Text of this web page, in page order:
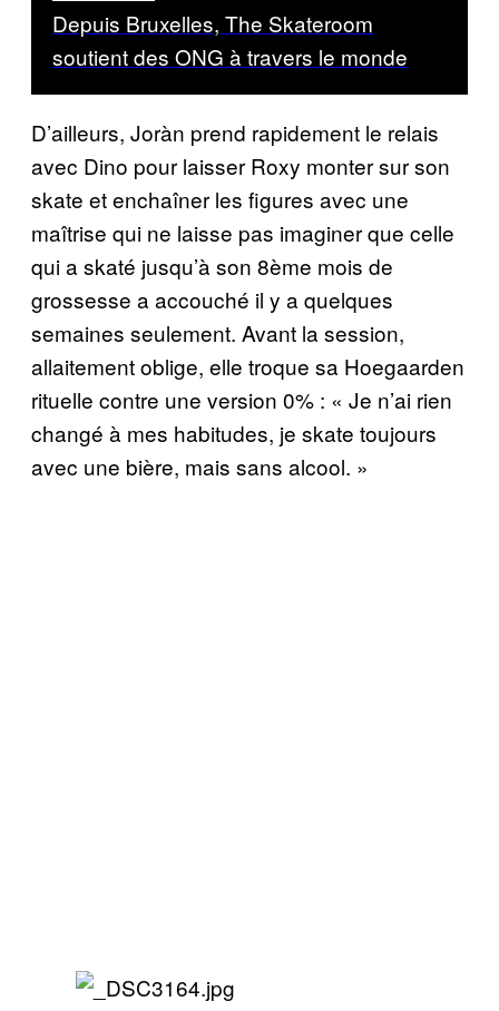
Depuis Bruxelles, The Skateroom
soutient des ONG à travers le monde
D’ailleurs, Joràn prend rapidement le relais
avec Dino pour laisser Roxy monter sur son
skate et enchaîner les figures avec une
maîtrise qui ne laisse pas imaginer que celle
qui a skaté jusqu’à son 8ème mois de
grossesse a accouché il y a quelques
semaines seulement. Avant la session,
allaitement oblige, elle troque sa Hoegaarden
rituelle contre une version 0% : « Je n’ai rien
changé à mes habitudes, je skate toujours
avec une bière, mais sans alcool. »